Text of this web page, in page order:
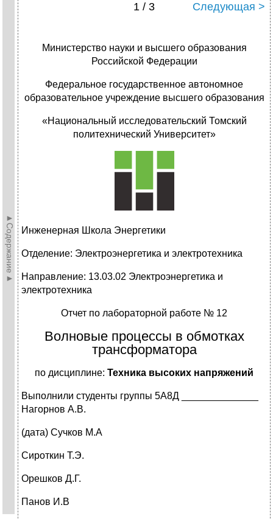
►Содержание►
1 / 3 Следующая >
Министерство науки и высшего образования
Российской Федерации
Федеральное государственное автономное
образовательное учреждение высшего образования
«Национальный исследовательский Томский
политехнический Университет»
Инженерная Школа Энергетики
Отделение: Электроэнергетика и электротехника
Направление: 13.03.02 Электроэнергетика и
электротехника
Отчет по лабораторной работе № 12
Волновые процессы в обмотках
трансформатора
по дисциплине: Техника высоких напряжений
Выполнили студенты группы 5А8Д ______________
Нагорнов А.В.
(дата) Сучков М.А
Сироткин Т.Э.
Орешков Д.Г.
Панов И.В